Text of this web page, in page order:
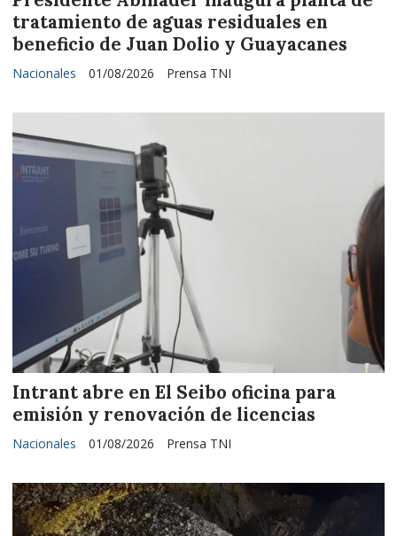
tratamiento de aguas residuales en
beneficio de Juan Dolio y Guayacanes
Prensa TNI
Nacionales 01/08/2026
Intrant abre en El Seibo oficina para
emisión y renovación de licencias
Prensa TNI
Nacionales 01/08/2026